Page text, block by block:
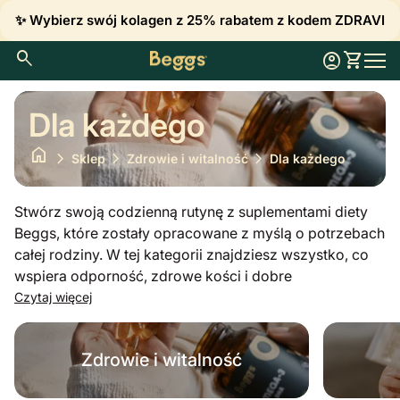
✨ Wybierz swój kolagen z 25% rabatem z kodem ZDRAVI
search Strona główna Konto
account_circle Zobacz
shopping_cart
Dla każdego
home chevron_right Sklepchevron_rightZdrowie i witalnośćchevron_rightDla każdego
Stwórz swoją codzienną rutynę z suplementami diety
Beggs, które zostały opracowane z myślą o potrzebach
całej rodziny. W tej kategorii znajdziesz wszystko, co
wspiera odporność, zdrowe kości i dobre
samopoczucie psychiczne – od witaminy D3 dla dzieci
po kompleksowe formuły dla kobiet i mężczyzn.
Niezależnie od tego, czy potrzebujesz magnezu
wspomagającego regenerację, poprawy jakości snu,
czy wsparcia w okresie planowania rodziny, stawiamy
Czytaj więcej
Zdrowie i witalność